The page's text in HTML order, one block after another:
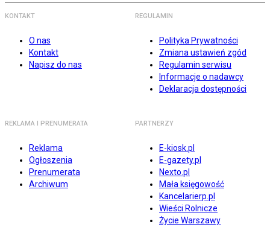
KONTAKT
O nas
Kontakt
Napisz do nas
REGULAMIN
Polityka Prywatności
Zmiana ustawień zgód
Regulamin serwisu
Informacje o nadawcy
Deklaracja dostępności
REKLAMA I PRENUMERATA
Reklama
Ogłoszenia
Prenumerata
Archiwum
PARTNERZY
E-kiosk.pl
E-gazety.pl
Nexto.pl
Mała księgowość
Kancelarierp.pl
Wieści Rolnicze
Życie Warszawy